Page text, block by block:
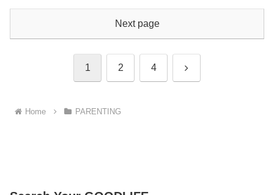
Next page
1 2 4 Next
Home PARENTING